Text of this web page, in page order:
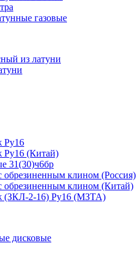
газовые
из латуни
Ру16
Ру16 (Китай)
31(30)ч6бр
обрезиненным клином (Россия)
обрезиненным клином (Китай)
(ЗКЛ-2-16) Ру16 (МЗТА)
дисковые